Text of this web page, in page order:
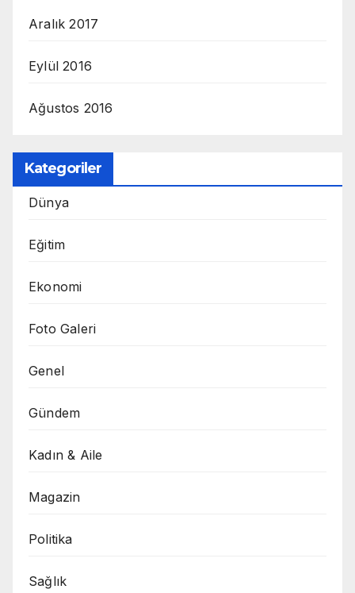
Aralık 2017
Eylül 2016
Ağustos 2016
Kategoriler
Dünya
Eğitim
Ekonomi
Foto Galeri
Genel
Gündem
Kadın & Aile
Magazin
Politika
Sağlık